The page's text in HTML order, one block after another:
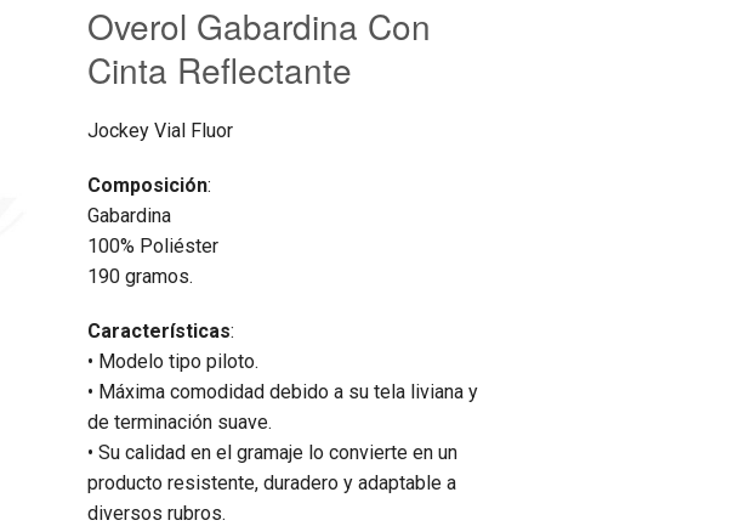
Overol Gabardina Con
Cinta Reflectante
Jockey Vial Fluor
Composición:
Gabardina
100% Poliéster
190 gramos.
Características:
• Modelo tipo piloto.
• Máxima comodidad debido a su tela liviana y
de terminación suave.
• Su calidad en el gramaje lo convierte en un
producto resistente, duradero y adaptable a
diversos rubros.